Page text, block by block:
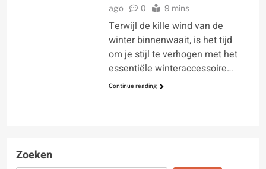
ago
0 9 mins
Terwijl de kille wind van de
winter binnenwaait, is het tijd
om je stijl te verhogen met het
essentiële winteraccessoire…
Continue reading
Zoeken